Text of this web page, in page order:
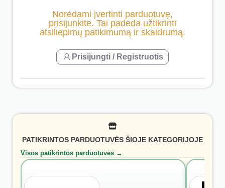
Norėdami įvertinti parduotuvę,
prisijunkite. Tai padeda užtikrinti
atsiliepimų patikimumą ir skaidrumą.
Prisijungti / Registruotis
PATIKRINTOS PARDUOTUVĖS ŠIOJE KATEGORIJOJE
Visos patikrintos parduotuvės →